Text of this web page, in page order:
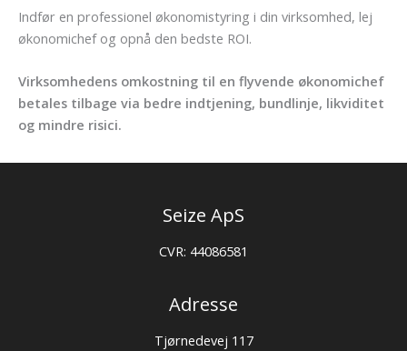
Indfør en professionel økonomistyring i din virksomhed, lej
økonomichef og opnå den bedste ROI.
Virksomhedens omkostning til en flyvende økonomichef
betales tilbage via bedre indtjening, bundlinje, likviditet
og mindre risici.
Seize ApS
CVR: 44086581
Adresse
Tjørnedevej 117